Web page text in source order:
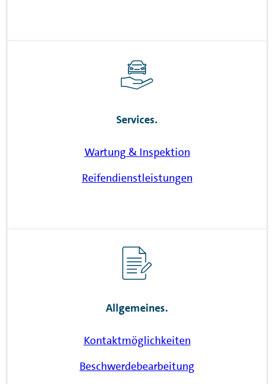
Services.
Wartung & Inspektion
Reifendienstleistungen
Allgemeines.
Kontaktmöglichkeiten
Beschwerdebearbeitung